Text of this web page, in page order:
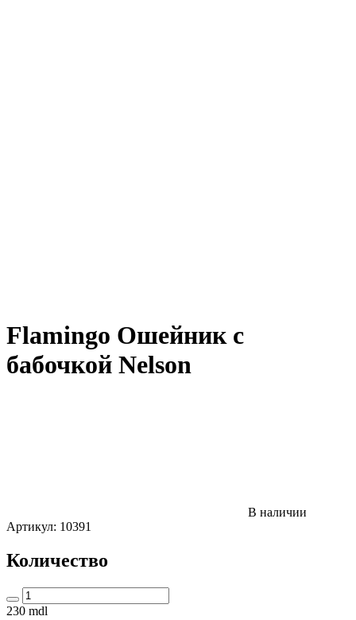
Flamingo Ошейник с
бабочкой Nelson
В наличии
Артикул: 10391
Количество
230 mdl